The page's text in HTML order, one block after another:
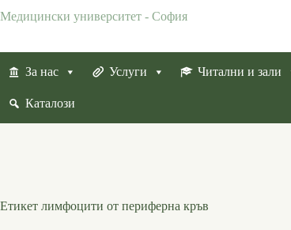
to
Медицински университет - София
За нас Услуги Читални и зали
Каталози
Етикет лимфоцити от периферна кръв